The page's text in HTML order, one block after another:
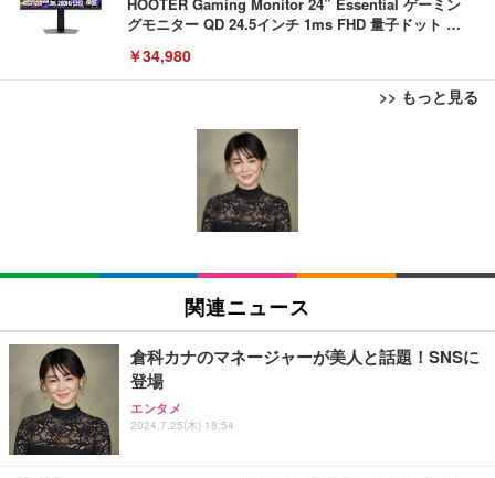
グモニター QD 24.5インチ 1ms FHD 量子ドット 残
￥34,980
>> もっと見る
TITAN GAMING 【メーカー保証1年】【850W GOL
D電源搭載】 ゲーミングPC デスクトップパソコン
GeForce RTX 5060 Ryzen 7 5700X メモリ32GB NV
Me SSD 2TB Windows 11 Home CX200M ブラック
TITAN GAMING 【メーカー保証1年】【850W GOL
GeForce RTX 5060 Ryzen 7 5700X メモリ32GB NV
Me SSD 2TB Windows 11 Home CX200M ホワイト
【整備済み品】Lenovo ThinkCentre M75s Gen2 Ry
zen 5 PRO 3400G メモリ16GB SSD256GB Window
s11 Pro MS Office 2021 Type-C Wi-Fi Bluetooth D
USB から RJ45 延長ケーブルイーサネットエクステ
ンダー USB 延長 50 メートル距離 RJ45 Cat5e / 6 ケ
ーブル LAN アダプタオーバーリピータイーサネット
RJ45 ケーブル コネクタ Cat6A Cat6 Cat5e RJ45 イ
ンダー アダプター
【Amazon.co.jp 限定】SoftBank 光 お申し込みエ
ントリーパッケージ 使い放題 超高速インターネット
【フレッツ光・コラボ光なら工事不要】
EIZO ビジネス向けプレミアムモニター | FlexScan
EV3240X-WT | 31.5型4K UHD・USB Type-C・ホワ
EIZO ビジネス向けプレミアムモニター | FlexScan
【純正品】27"ゲーミングモニター DualSense 充電
フック付き（CFI-ZDM1J）
関連ニュース
倉科カナのマネージャーが美人と話題！SNSに
登場
エンタメ
2024.7.25(木) 18:54